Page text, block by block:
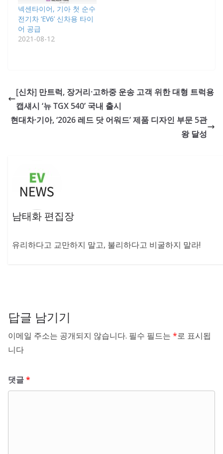
넥센타이어, 기아 첫 순수
전기차 ‘EV6’ 신차용 타이
어 공급
2021-08-12
[신차] 만트럭, 장거리·고하중 운송 고객 위한 대형 트럭용
캡섀시 ‘뉴 TGX 540’ 국내 출시
현대차·기아, ‘2026 레드 닷 어워드’ 제품 디자인 부문 5관
왕 달성
남태화 편집장
유리하다고 교만하지 말고, 불리하다고 비굴하지 말라!
답글 남기기
이메일 주소는 공개되지 않습니다. 필수 필드는 *로 표시됩
니다
댓글*